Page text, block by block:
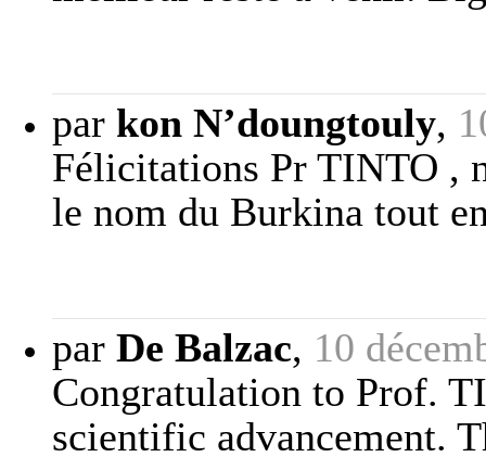
par kon N’doungtouly,
Félicitations Pr TINTO ,
le nom du Burkina tout
par De Balzac, 10
Congratulation to Prof.
scientific advancement.